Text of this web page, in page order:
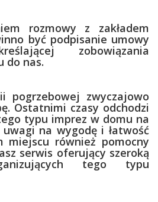
rozmowy z zakładem
być podpisanie umowy
zobowiązania
do nas.
zwyczajowo
Ostatnimi czasy odchodzi
typu imprez w domu na
na wygodę i łatwość
miejscu również pomocny
serwis oferujący szeroką
tego typu